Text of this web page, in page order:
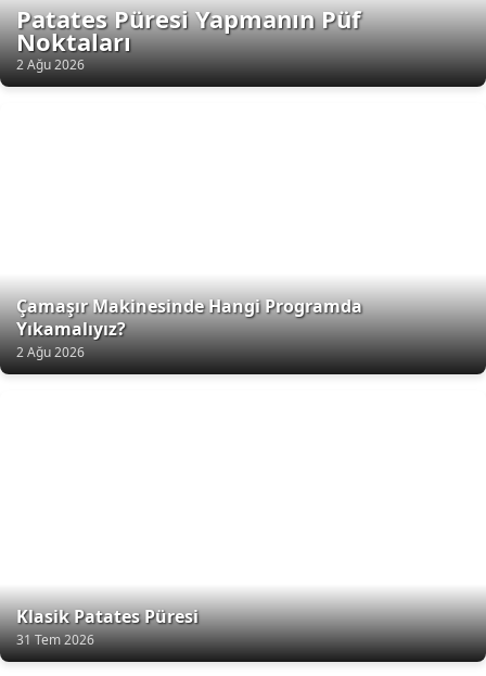
Patates Püresi Yapmanın Püf
Noktaları
2 Ağu 2026
Çamaşır Makinesinde Hangi Programda
Yıkamalıyız?
2 Ağu 2026
Klasik Patates Püresi
31 Tem 2026